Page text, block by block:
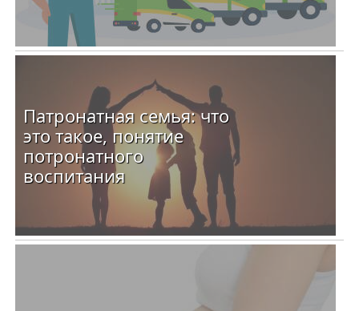
Патронатная семья: что
это такое, понятие
потронатного
воспитания